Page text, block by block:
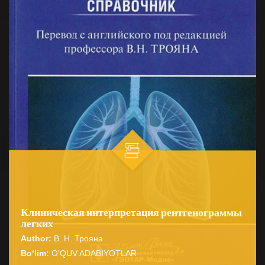
Клиническая интерпретация рентгенограммы
легких
Author: В. Н. Трояна
Bo‘lim: O'QUV ADABIYOTLAR